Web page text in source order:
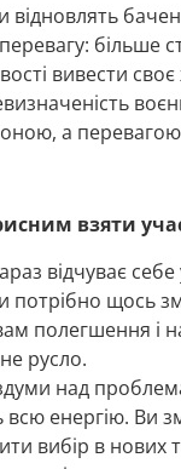
відновлять
більше
вивести
а
взяти
відчуває себе
потрібно щось
полегшення і
русло.
над
всю енергію. Ви
вибір в нових